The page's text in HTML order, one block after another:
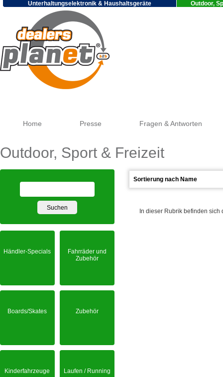
Unterhaltungselektronik & Haushaltsgeräte Outdoor,
Home Presse Fragen & Antworten
Outdoor, Sport & Freizeit
In dieser Rubrik befinden
Händler-Specials
Fahrräder und
Zubehör
Boards/Skates Zubehör
Kinderfahrzeuge Laufen / Running